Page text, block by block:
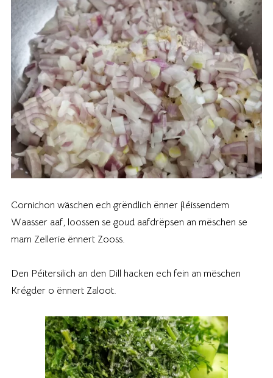
Cornichon wäschen ech grëndlich ënner fléissendem
Waasser aaf, loossen se goud aafdrëpsen an mëschen se
mam Zellerie ënnert Zooss.
Den Péitersilich an den Dill hacken ech fein an mëschen
Krégder o ënnert Zaloot.